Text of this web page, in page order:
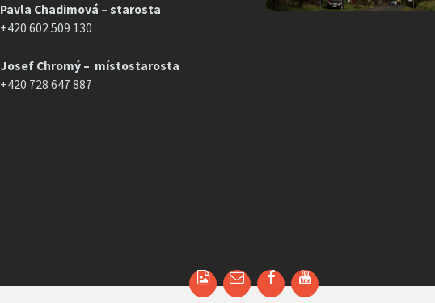
Pavla Chadimová – starosta
+420 602 509 130
Josef Chromý – místostarosta
+420 728 647 887
EmailFacebookYouTube